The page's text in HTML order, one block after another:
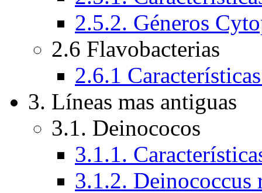
2.5.2. Géneros
2.6 Flavobacterias
2.6.1
3. Líneas mas antiguas
3.1. Deinococos
3.1.1.
3.1.2. Deinococcus